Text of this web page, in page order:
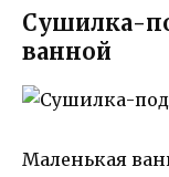
Сушилка-
ванной
Маленькая